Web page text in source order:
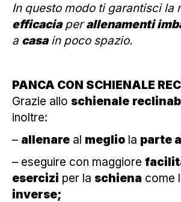
In questo modo ti garantisci la
efficaciaperallenamenti
a casain poco spazio.
PANCA CON SCHIENALE
Grazie allo schienale
inoltre:
– allenare al meglio la parte
– eseguire con maggiore
esercizi per la schiena come
inverse;